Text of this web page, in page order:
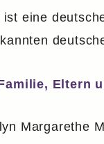
ist eine
Eltern
Margarethe